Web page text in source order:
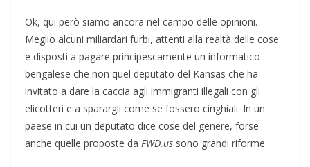
Ok, qui però siamo ancora nel campo delle opinioni.
Meglio alcuni miliardari furbi, attenti alla realtà delle cose
e disposti a pagare principescamente un informatico
bengalese che non quel deputato del Kansas che ha
invitato a dare la caccia agli immigranti illegali con gli
elicotteri e a sparargli come se fossero cinghiali. In un
paese in cui un deputato dice cose del genere, forse
anche quelle proposte da FWD.us sono grandi riforme.